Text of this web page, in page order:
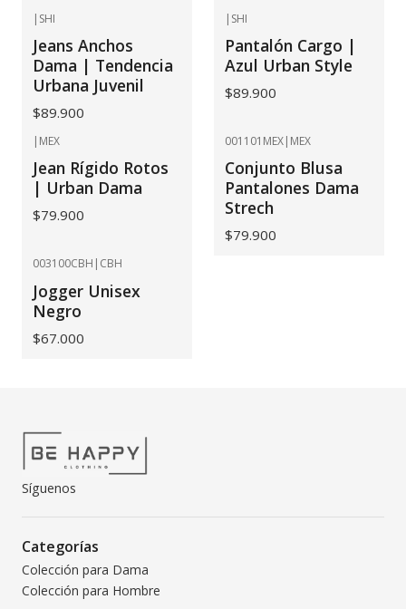
| SHI
Jeans Anchos
Dama | Tendencia
Urbana Juvenil
$89.900
| SHI
Pantalón Cargo |
Azul Urban Style
$89.900
| MEX
Jean Rígido Rotos
| Urban Dama
$79.900
001101MEX| MEX
Conjunto Blusa
Pantalones Dama
Strech
$79.900
003100CBH CBH
Jogger Unisex
Negro
$67.000
Síguenos
Categorías
Colección para Dama
Colección para Hombre